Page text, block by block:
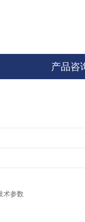
产品咨
术参数